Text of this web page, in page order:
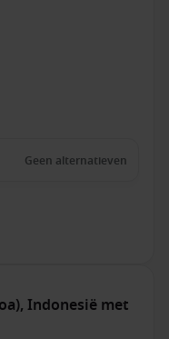
Geen alternatieven
Indonesië met